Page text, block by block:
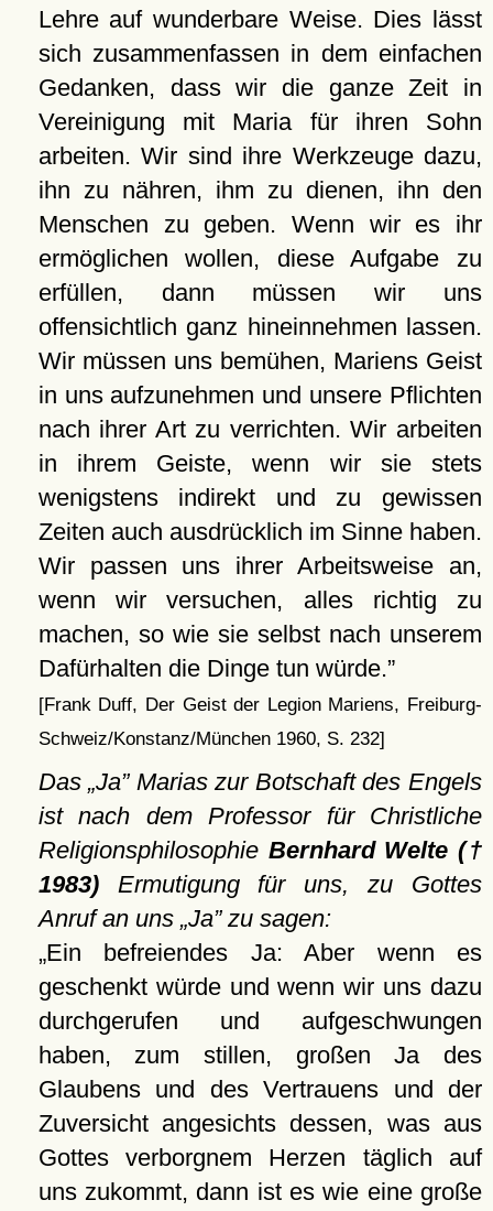
Lehre auf wunderbare Weise. Dies lässt
sich zusammenfassen in dem einfachen
Gedanken, dass wir die ganze Zeit in
Vereinigung mit Maria für ihren Sohn
arbeiten. Wir sind ihre Werkzeuge dazu,
ihn zu nähren, ihm zu dienen, ihn den
Menschen zu geben. Wenn wir es ihr
ermöglichen wollen, diese Aufgabe zu
erfüllen, dann müssen wir uns
offensichtlich ganz hineinnehmen lassen.
Wir müssen uns bemühen, Mariens Geist
in uns aufzunehmen und unsere Pflichten
nach ihrer Art zu verrichten. Wir arbeiten
in ihrem Geiste, wenn wir sie stets
wenigstens indirekt und zu gewissen
Zeiten auch ausdrücklich im Sinne haben.
Wir passen uns ihrer Arbeitsweise an,
wenn wir versuchen, alles richtig zu
machen, so wie sie selbst nach unserem
Dafürhalten die Dinge tun würde.
[Frank Duff, Der Geist der Legion Mariens, Freiburg-
Schweiz/Konstanz/München 1960, S. 232]
Das Ja Marias zur Botschaft des Engels
ist nach dem Professor für Christliche
Religionsphilosophie Bernhard Welte (†
1983)Ermutigung für uns, zu Gottes
Anruf an uns Ja zu sagen:
Ein befreiendes Ja: Aber wenn es
geschenkt würde und wenn wir uns dazu
durchgerufen und aufgeschwungen
haben, zum stillen, großen Ja des
Glaubens und des Vertrauens und der
Zuversicht angesichts dessen, was aus
Gottes verborgnem Herzen täglich auf
uns zukommt, dann ist es wie eine große